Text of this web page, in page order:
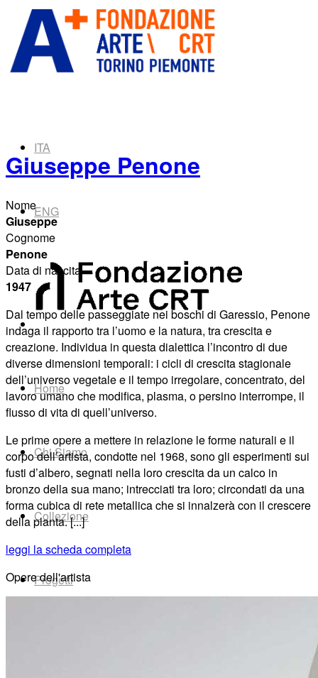
ITA
ENG
Home
Chi Siamo
Collezione
Progetti
Giuseppe Penone
Nome
Giuseppe
Cognome
Penone
Data di nascita
1947
Dal tempo delle passeggiate nei boschi di Garessio, Penone
indaga il rapporto tra l’uomo e la natura, tra crescita e
creazione. Individua in questa dialettica l’incontro di due
diverse dimensioni temporali: i cicli di crescita stagionale
dell’universo vegetale e il tempo irregolare, concentrato, del
lavoro umano che modifica, plasma, o persino interrompe, il
flusso di vita di quell’universo.
Le prime opere a mettere in relazione le forme naturali e il
corpo dell’artista, condotte nel 1968, sono gli esperimenti sui
fusti d’albero, segnati nella loro crescita da un calco in
bronzo della sua mano; intrecciati tra loro; circondati da una
forma cubica di rete metallica che si innalzerà con il crescere
della pianta. [...]
leggi la scheda completa
Opere dell'artista